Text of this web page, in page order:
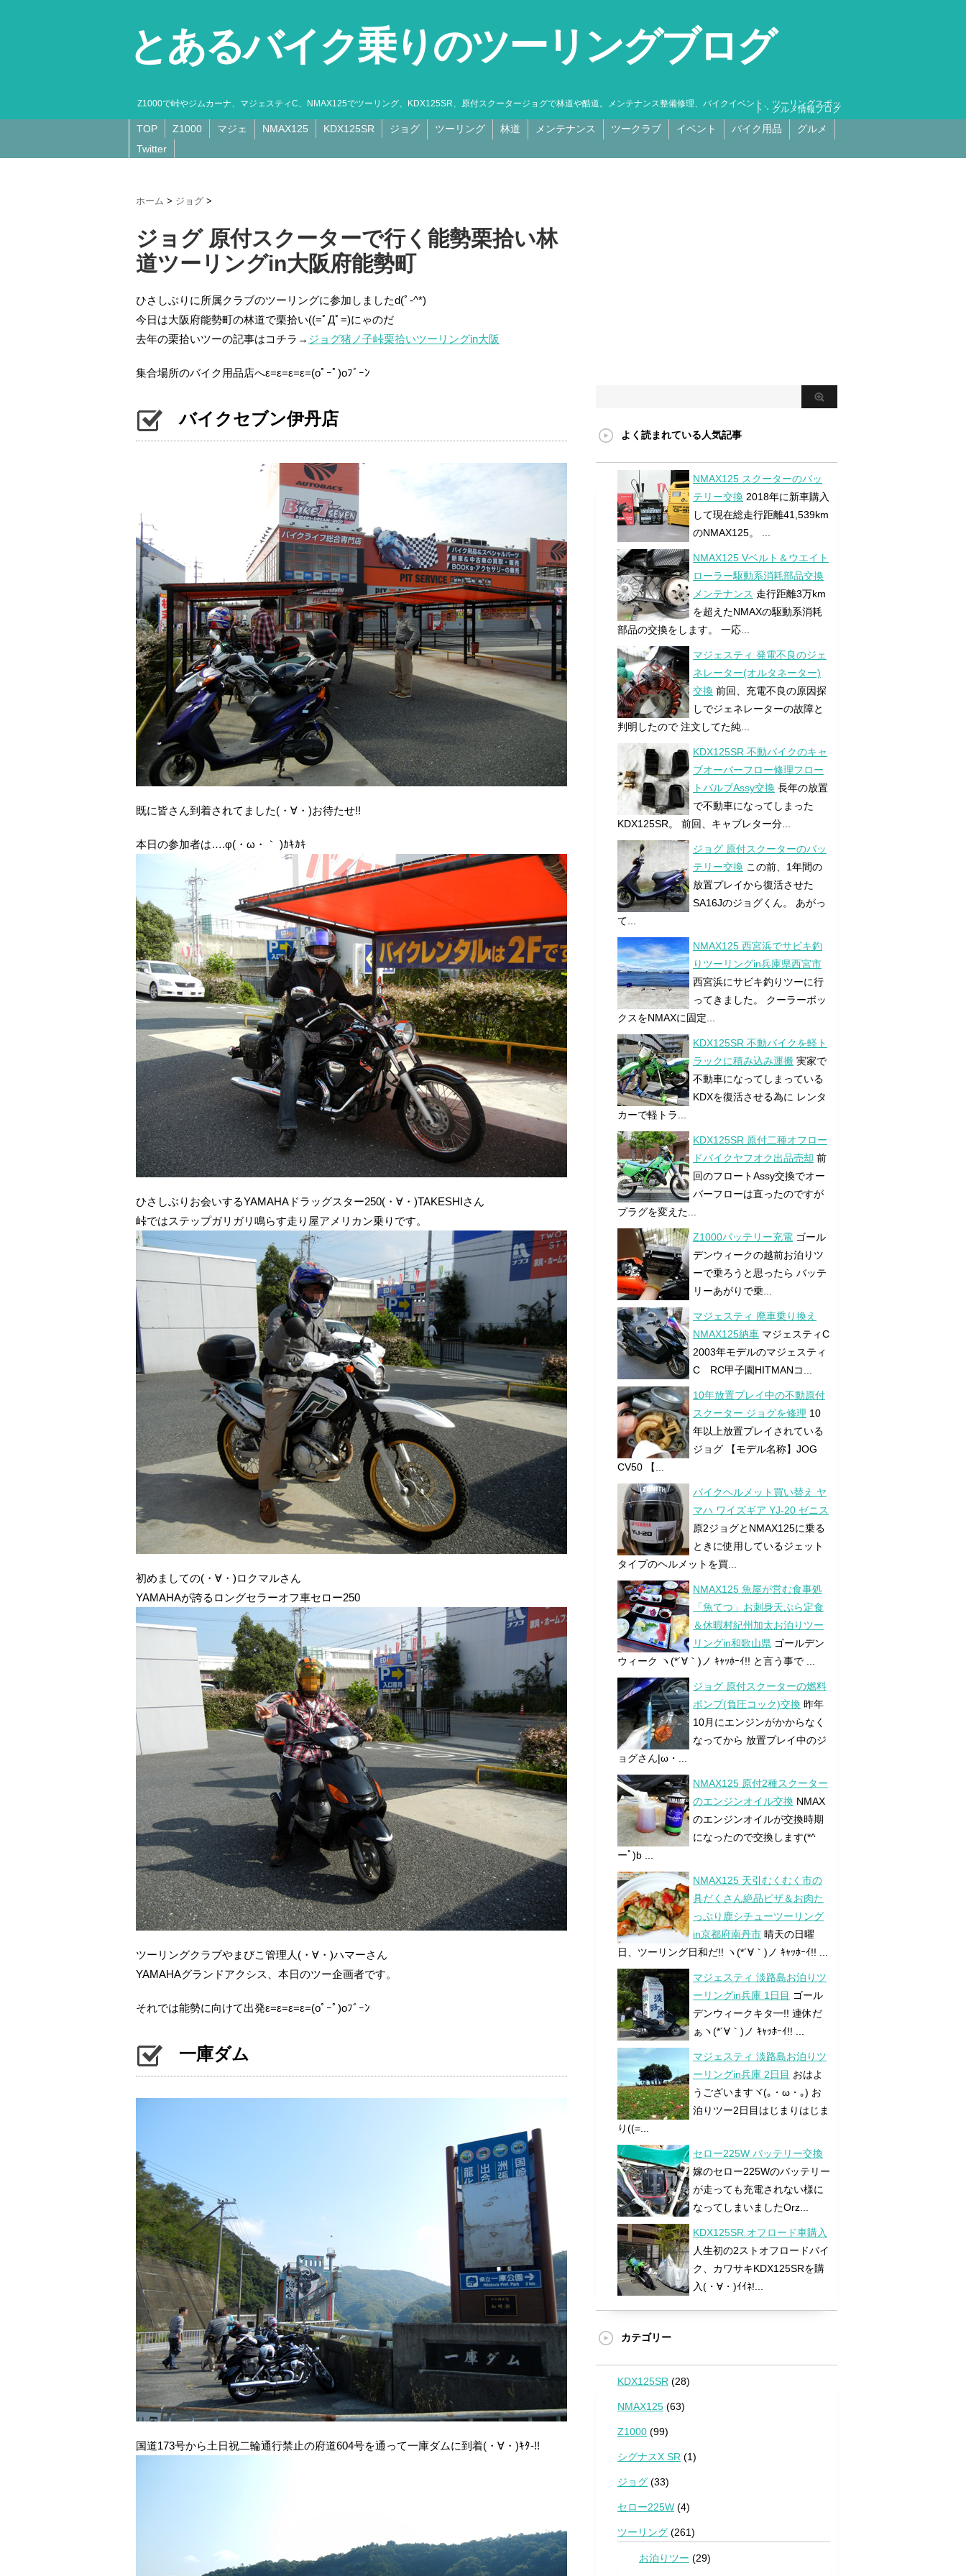
とあるバイク乗りのツーリングブログ
Z1000で峠やジムカーナ、マジェスティC、NMAX125でツーリング、KDX125SR、原付スクータージョグで林道や酷道。メンテナンス整備修理、バイクイベント、ツーリングスポッ
ト・グルメ情報ブログ
TOP Z1000 マジェ NMAX125 KDX125SR ジョグ ツーリング 林道 メンテナンス ツークラブ イベント バイク用品
グルメ
Twitter
ホーム > ジョグ >
ジョグ 原付スクーターで行く能勢栗拾い林
道ツーリングin大阪府能勢町
ひさしぶりに所属クラブのツーリングに参加しましたd(ﾟ-^*)
今日は大阪府能勢町の林道で栗拾い((=ﾟДﾟ=)にゃのだ
去年の栗拾いツーの記事はコチラ→ ジョグ猪ノ子峠栗拾いツーリングin大阪
集合場所のバイク用品店へε=ε=ε=ε=(oﾟｰﾟ)oﾌﾞｰﾝ
バイクセブン伊丹店
既に皆さん到着されてました(・∀・)お待たせ!!
本日の参加者は….φ(・ω・｀ )ｶｷｶｷ
ひさしぶりお会いするYAMAHAドラッグスター250(・∀・)TAKESHIさん
峠ではステップガリガリ鳴らす走り屋アメリカン乗りです。
初めましての(・∀・)ロクマルさん
YAMAHAが誇るロングセラーオフ車セロー250
ツーリングクラブやまびこ管理人(・∀・)ハマーさん
YAMAHAグランドアクシス、本日のツー企画者です。
それでは能勢に向けて出発ε=ε=ε=ε=(oﾟｰﾟ)oﾌﾞｰﾝ
一庫ダム
国道173号から土日祝二輪通行禁止の府道604号を通って一庫ダムに到着(・∀・)ｷﾀ-!!
よく読まれている人気記事
NMAX125 スクーターのバッ
テリー交換 2018年に新車購入
して現在総走行距離41,539km
のNMAX125。 ...
NMAX125 Vベルト＆ウエイト
ローラー駆動系消耗部品交換
メンテナンス 走行距離3万km
を超えたNMAXの駆動系消耗
部品の交換をします。 一応...
マジェスティ 発電不良のジェ
ネレーター(オルタネーター)
交換 前回、充電不良の原因探
しでジェネレーターの故障と
判明したので 注文してた純...
KDX125SR 不動バイクのキャ
ブオーバーフロー修理フロー
トバルブAssy交換 長年の放置
で不動車になってしまった
KDX125SR。 前回、キャブレター分...
ジョグ 原付スクーターのバッ
テリー交換 この前、1年間の
放置プレイから復活させた
SA16Jのジョグくん。 あがっ
て...
NMAX125 西宮浜でサビキ釣
りツーリングin兵庫県西宮市
西宮浜にサビキ釣りツーに行
ってきました。 クーラーボッ
クスをNMAXに固定...
KDX125SR 不動バイクを軽ト
ラックに積み込み運搬 実家で
不動車になってしまっている
KDXを復活させる為に レンタ
カーで軽トラ...
KDX125SR 原付二種オフロー
ドバイクヤフオク出品売却 前
回のフロートAssy交換でオー
バーフローは直ったのですが
プラグを変えた...
Z1000バッテリー充電 ゴール
デンウィークの越前お泊りツ
ーで乗ろうと思ったら バッテ
リーあがりで乗...
マジェスティ 廃車乗り換え
NMAX125納車 マジェスティC
2003年モデルのマジェスティ
C RC甲子園HITMANコ...
10年放置プレイ中の不動原付
スクーター ジョグを修理 10
年以上放置プレイされている
ジョグ 【モデル名称】JOG
CV50 【...
バイクヘルメット買い替え ヤ
マハ ワイズギア YJ-20 ゼニス
原2ジョグとNMAX125に乗る
ときに使用しているジェット
タイプのヘルメットを買...
NMAX125 魚屋が営む食事処
「魚てつ」お刺身天ぷら定食
＆休暇村紀州加太お泊りツー
リングin和歌山県 ゴールデン
ウィーク ヽ(*´∀｀)ノ ｷｬｯﾎｰｲ!! と言う事で ...
ジョグ 原付スクーターの燃料
ポンプ(負圧コック)交換 昨年
10月にエンジンがかからなく
なってから 放置プレイ中のジ
ョグさん|ω・...
NMAX125 原付2種スクーター
のエンジンオイル交換 NMAX
のエンジンオイルが交換時期
になったので交換します(*^
ーﾟ)b ...
NMAX125 天引むくむく市の
具だくさん絶品ピザ＆お肉た
っぷり鹿シチューツーリング
in京都府南丹市 晴天の日曜
日、ツーリング日和だ!! ヽ(*´∀｀)ノ ｷｬｯﾎｰｲ!! ...
マジェスティ 淡路島お泊りツ
ーリングin兵庫 1日目 ゴール
デンウィークキタ━!! 連休だ
ぁヽ(*´∀｀)ノ ｷｬｯﾎｰｲ!! ...
マジェスティ 淡路島お泊りツ
ーリングin兵庫 2日目 おはよ
うございますヾ(｡・ω・｡) お
泊りツー2日目はじまりはじま
り((=...
セロー225W バッテリー交換
嫁のセロー225Wのバッテリー
が走っても充電されない様に
なってしまいましたOrz...
KDX125SR オフロード車購入
人生初の2ストオフロードバイ
ク、カワサキKDX125SRを購
入(・∀・)ｲｲﾈ!...
カテゴリー
KDX125SR (28)
NMAX125 (63)
Z1000 (99)
シグナスX SR (1)
ジョグ (33)
セロー225W (4)
ツーリング (261)
お泊りツー (29)